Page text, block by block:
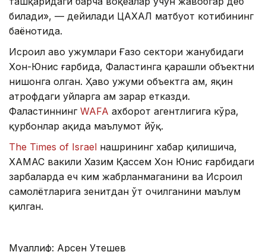
билади», — дейилади ЦАХАЛ матбуот котибининг
баёнотида.
Исроил ҳаво ҳужумлари Ғазо сектори жанубидаги
Хон-Юнис ғарбида, Фаластинга қарашли объектни
нишонга олган. Ҳаво ҳужуми объектга ҳам, яқин
атрофдаги уйларга ҳам зарар етказди.
Фаластиннинг WAFA ахборот агентлигига кўра,
қурбонлар ҳақида маълумот йўқ.
The Times of Israel нашрининг хабар қилишича,
ХАМАС вакили Хазим Қассем Хон Юнис ғарбидаги
зарбаларда ҳеч ким жабрланмаганини ва Исроил
самолётларига зенитдан ўт очилганини маълум
қилган.
Муаллиф: Арсен Утешев